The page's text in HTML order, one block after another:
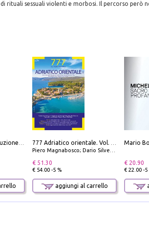
rituali sessuali violenti e morbosi. Il percorso però
Piero Magnabosco; Dario Silvestro; Marco Sbrizzi
€ 51.30
€ 54.00 -5 %
aggiungi al carrello
€ 20.90
€ 22.00 -5